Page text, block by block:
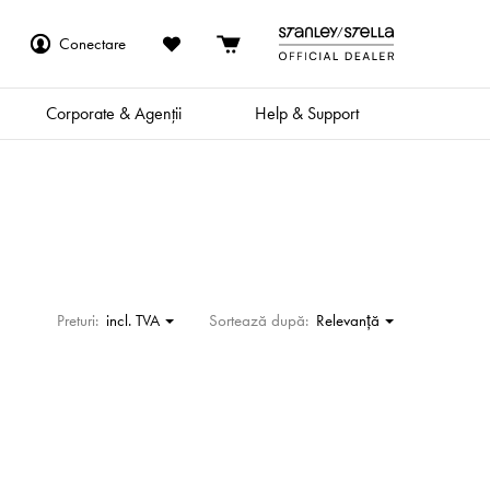
Conectare
Corporate & Agenții Help & Support
Preturi: incl. TVA Sortează după: Relevanţă